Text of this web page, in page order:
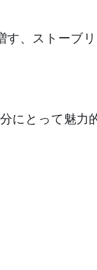
す、ストーブ
にとって魅力